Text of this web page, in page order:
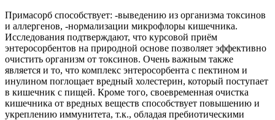
Примасорб способствует: -выведению из организма токсинов
и аллергенов, -нормализации микрофлоры кишечника.
Исследования подтверждают, что курсовой приём
энтеросорбентов на природной основе позволяет эффективно
очистить организм от токсинов. Очень важным также
является и то, что комплекс энтеросорбента с пектином и
инулином поглощает вредный холестерин, который поступает
в кишечник с пищей. Кроме того, своевременная очистка
кишечника от вредных веществ способствует повышению и
укреплению иммунитета, т.к., обладая пребиотическими